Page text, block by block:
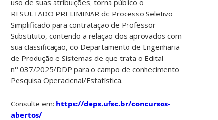
uso de suas atribuições, torna público o
RESULTADO PRELIMINAR do Processo Seletivo
Simplificado para contratação de Professor
Substituto, contendo a relação dos aprovados com
sua classificação, do Departamento de Engenharia
de Produção e Sistemas de que trata o Edital
n° 037/2025/DDP para o campo de conhecimento
Pesquisa Operacional/Estatística.
Consulte em: https://deps.ufsc.br/concursos-
abertos/